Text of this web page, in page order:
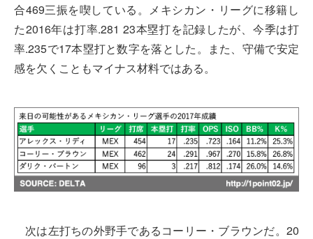
合469三振を喫している。メキシカン・リーグに移籍し
た2016年は打率.281 23本塁打を記録したが、今季は打
率.235で17本塁打と数字を落とした。また、守備で安定
感を欠くこともマイナス材料ではある。
次は左打ちの外野手であるコーリー・ブラウンだ。20